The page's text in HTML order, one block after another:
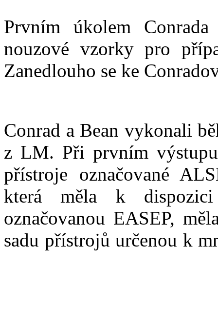
Prvním úkolem
nouzové vzorky pro
Zanedlouho se ke
Conrad a Bean vykonali
z LM. Při prvním
přístroje označované
která měla k
označovanou EASEP,
sadu přístrojů určenou k